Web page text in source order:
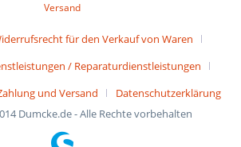
Versand
für den Verkauf von Waren
/ Reparaturdienstleistungen
und Versand
Datenschutzerklärung
Dumcke.de - Alle Rechte vorbehalten